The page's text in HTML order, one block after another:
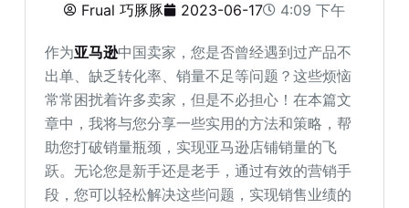
Frual 巧豚豚 2023-06-17 4:09 下午
作为亚马逊中国卖家，您是否曾经遇到过产品不
出单、缺乏转化率、销量不足等问题？这些烦恼
常常困扰着许多卖家，但是不必担心！在本篇文
章中，我将与您分享一些实用的方法和策略，帮
助您打破销量瓶颈，实现亚马逊店铺销量的飞
跃。无论您是新手还是老手，通过有效的营销手
段，您可以轻松解决这些问题，实现销售业绩的